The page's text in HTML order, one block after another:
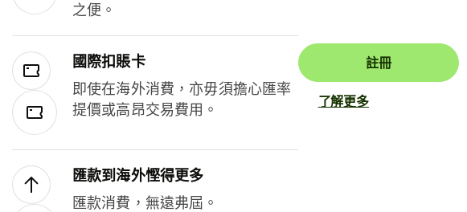
之便。
國際扣賬卡
即使在海外消費，亦毋須擔心匯率
提價或高昂交易費用。
匯款到海外慳得更多
匯款消費，無遠弗屆。
註冊
了解更多